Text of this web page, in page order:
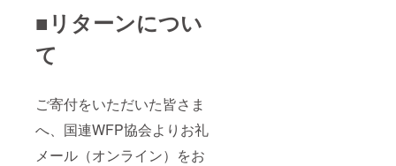
■リターンについ
て
ご寄付をいただいた皆さま
へ、国連WFP協会よりお礼
メール（オンライン）をお